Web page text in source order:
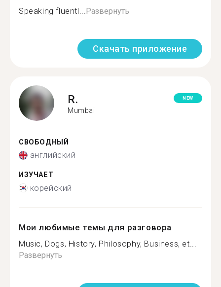
Speaking fluentl... Развернуть
Скачать приложение
R.
Mumbai
NEW
СВОБОДНЫЙ
английский
ИЗУЧАЕТ
корейский
Мои любимые темы для разговора
Music, Dogs, History, Philosophy, Business, et...
Развернуть